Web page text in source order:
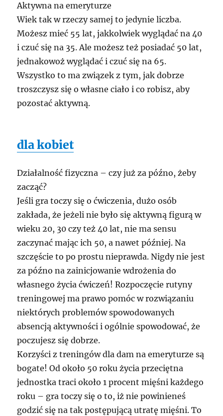
Aktywna na emeryturze
Wiek tak w rzeczy samej to jedynie liczba.
Możesz mieć 55 lat, jakkolwiek wyglądać na 40
i czuć się na 35. Ale możesz też posiadać 50 lat,
jednakowoż wyglądać i czuć się na 65.
Wszystko to ma związek z tym, jak dobrze
troszczysz się o własne ciało i co robisz, aby
pozostać aktywną.
dla kobiet
Działalność fizyczna – czy już za późno, żeby
zacząć?
Jeśli gra toczy się o ćwiczenia, dużo osób
zakłada, że jeżeli nie było się aktywną figurą w
wieku 20, 30 czy też 40 lat, nie ma sensu
zaczynać mając ich 50, a nawet później. Na
szczęście to po prostu nieprawda. Nigdy nie jest
za późno na zainicjowanie wdrożenia do
własnego życia ćwiczeń! Rozpoczęcie rutyny
treningowej ma prawo pomóc w rozwiązaniu
niektórych problemów spowodowanych
absencją aktywności i ogólnie spowodować, że
poczujesz się dobrze.
Korzyści z treningów dla dam na emeryturze są
bogate! Od około 50 roku życia przeciętna
jednostka traci około 1 procent mięśni każdego
roku – gra toczy się o to, iż nie powinieneś
godzić się na tak postępującą utratę mięśni. To